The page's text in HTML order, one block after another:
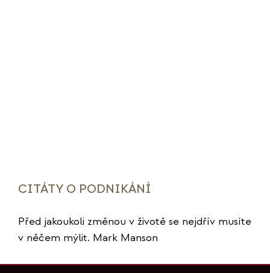
CITÁTY O PODNIKÁNÍ
Před jakoukoli změnou v životě se nejdřív musíte
v něčem mýlit. Mark Manson